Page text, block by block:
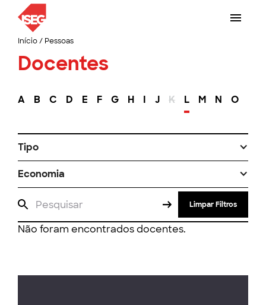
Início/ Pessoas
Docentes
A B C D E F G H I J K L M N O
Tipo
Economia
Limpar Filtros
Não foram encontrados docentes.